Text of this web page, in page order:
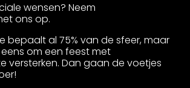
wensen? Neem
ons op.
bepaalt al 75% van de sfeer, maar
om een feest met
versterken. Dan gaan de voetjes